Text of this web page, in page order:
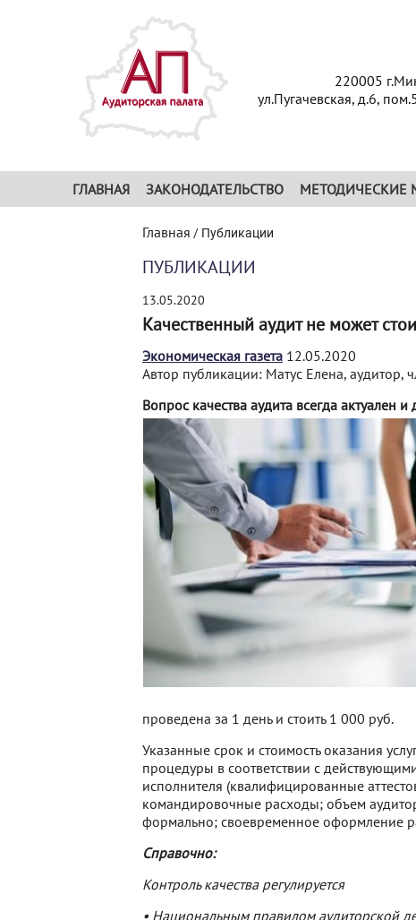
220005
ул.Пугачевская, д.6,
ГЛАВНАЯ ЗАКОНОДАТЕЛЬСТВО МЕТОДИЧЕСКИЕ
Главная / Публикации
ПУБЛИКАЦИИ
13.05.2020
Качественный аудит не может
Экономическая газета 12.05.2020
Автор публикации: Матус Елена, аудитор,
Вопрос качества аудита всегда актуален
проведена за 1 день и стоить 1 000 руб.
Указанные срок и стоимость оказания
процедуры в соответствии с
исполнителя (квалифицированные
командировочные расходы; объем
формально; своевременное оформление
Справочно:
Контроль качества регулируется
• Национальным правилом аудиторской